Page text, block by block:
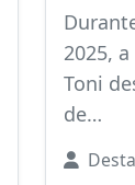
2025,
Toni
de…